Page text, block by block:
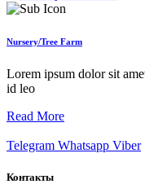
Nursery/Tree Farm
Lorem ipsum dolor sit
id leo
Read More
Telegram Whatsapp Viber
Контакты